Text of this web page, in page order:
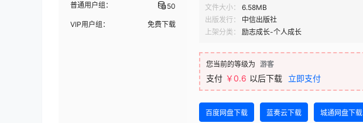
普通用户组： 50
VIP用户组： 免费下载
文件大小： 6.58MB
出版发行：
中信出版社
上架分类：
励志成长-个人成长
您当前的等级为 游客
支付 ￥0.6 以后下载 立即支付
百度网盘下载 蓝奏云下载 城通网盘下载